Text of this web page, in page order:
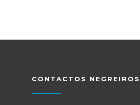
CONTACTOS NEGREIROS